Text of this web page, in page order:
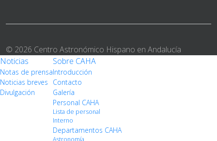
© 2026 Centro Astronómico Hispano en Andalucía
Noticias
Notas de prensa
Noticias breves
Divulgación
Sobre CAHA
Introducción
Contacto
Galería
Personal CAHA
Lista de personal
Interno
Departamentos CAHA
Astronomía